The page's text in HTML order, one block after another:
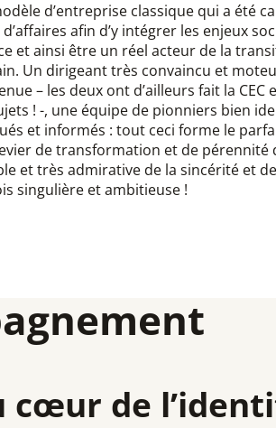
d’entreprise classique qui a été
afin d’y intégrer les enjeux
et ainsi être un réel acteur de la
Un dirigeant très convaincu et
– les deux ont d’ailleurs fait la
! -, une équipe de pionniers bien
et informés : tout ceci forme le
de transformation et de pérennité
et très admirative de la sincérité et
singulière et ambitieuse !
cœur de